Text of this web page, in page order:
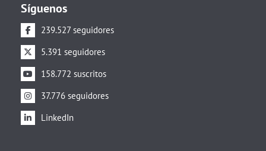
Síguenos
239.527 seguidores
5.391 seguidores
158.772 suscritos
37.776 seguidores
LinkedIn